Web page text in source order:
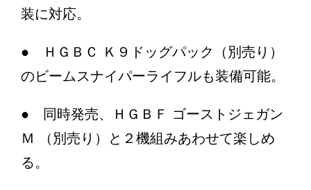
装に対応。
● ＨＧＢＣ Ｋ９ドッグパック（別売り）
のビームスナイパーライフルも装備可能。
● 同時発売、ＨＧＢＦ ゴーストジェガン
Ｍ （別売り）と２機組みあわせて楽しめ
る。